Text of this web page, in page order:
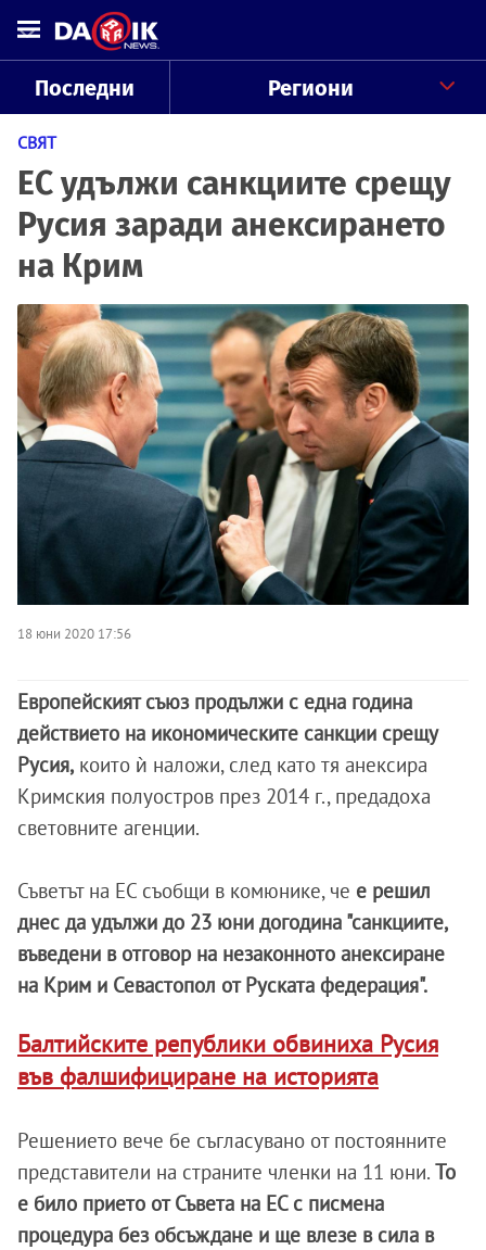
Последни Региони
СВЯТ
ЕС удължи санкциите срещу
Русия заради анексирането
на Крим
18 юни 2020 17:56
Европейският съюз продължи с една година
действието на икономическите санкции срещу
Русия, които ѝ наложи, след като тя анексира
Кримския полуостров през 2014 г., предадоха
световните агенции.
Съветът на ЕС съобщи в комюнике, че е решил
днес да удължи до 23 юни догодина "санкциите,
въведени в отговор на незаконното анексиране
на Крим и Севастопол от Руската федерация".
Балтийските републики обвиниха Русия
във фалшифициране на историята
Решението вече бе съгласувано от постоянните
представители на страните членки на 11 юни. То
е било прието от Съвета на ЕС с писмена
процедура без обсъждане и ще влезе в сила в